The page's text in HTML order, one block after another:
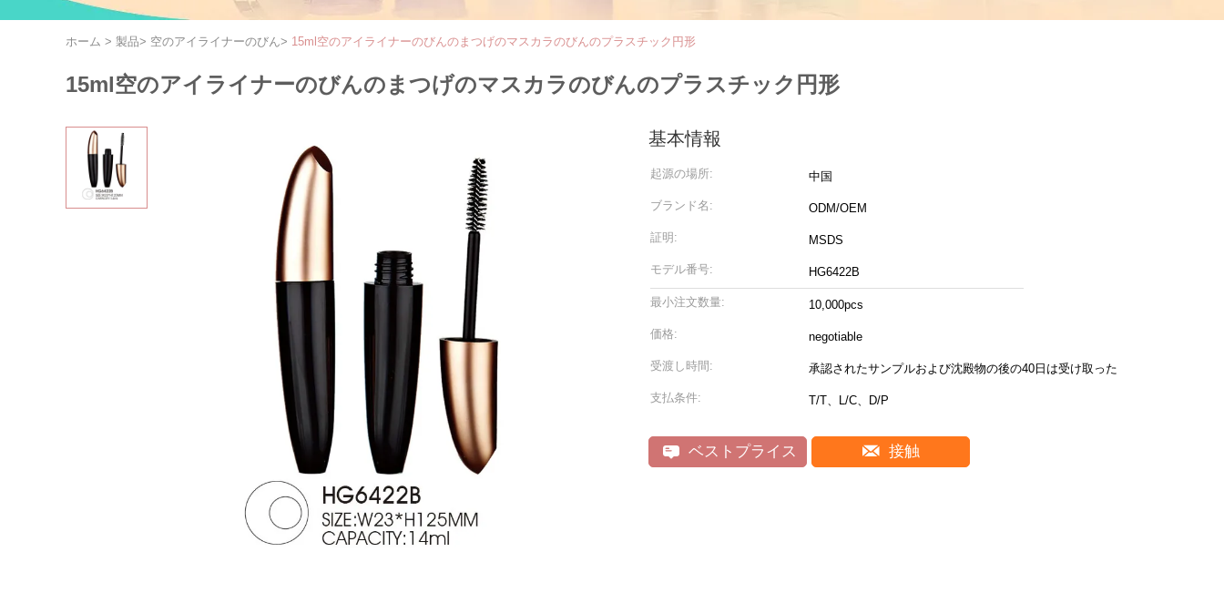
ホーム > 製品> 空のアイライナーのびん> 15ml空のアイライナーのびんのまつげのマスカラのびんのプラスチック円形
15ml空のアイライナーのびんのまつげのマスカラのびんのプラスチック円形
基本情報
起源の場所: 中国
ブランド名: ODM/OEM
証明: MSDS
モデル番号: HG6422B
最小注文数量: 10,000pcs
価格: negotiable
受渡し時間: 承認されたサンプルおよび沈殿物の後の40日は受け取った
支払条件: T/T、L/C、D/P
ベストプライス 接触